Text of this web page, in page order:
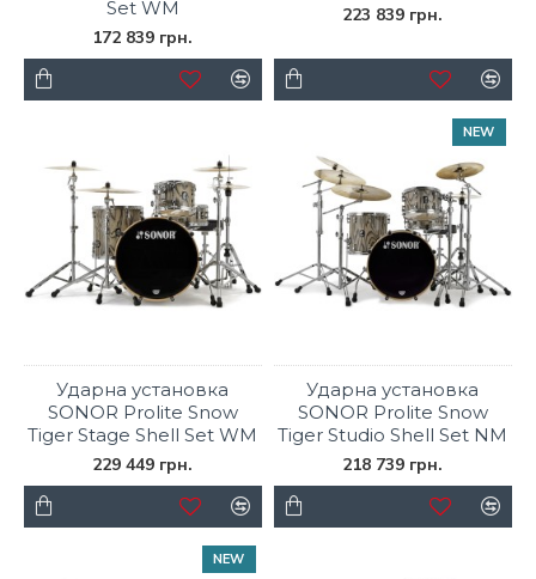
Set WM
172 839 грн.
223 839 грн.
Ударна установка
SONOR Prolite Snow
Tiger Stage Shell Set WM
229 449 грн.
NEW
Ударна установка
SONOR Prolite Snow
Tiger Studio Shell Set NM
218 739 грн.
NEW